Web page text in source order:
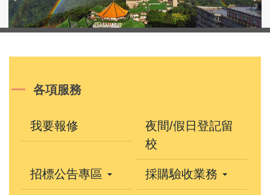
區
各項服務
我要報修
夜間/假日登記留
校
招標公告專區 採購驗收業務